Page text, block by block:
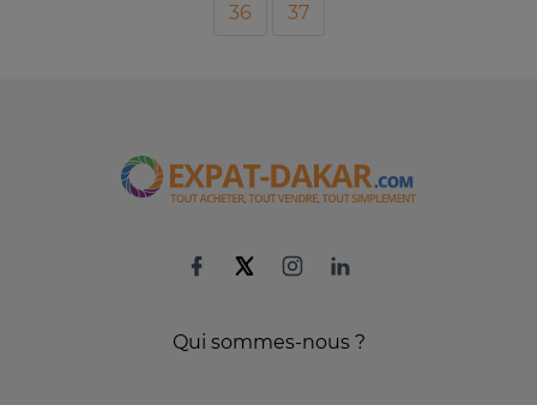
36
37
Qui sommes-nous ?